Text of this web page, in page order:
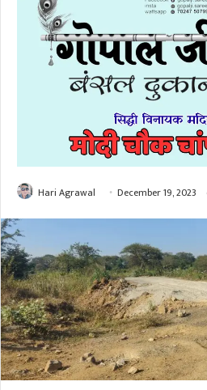
Hari Agrawal December 19, 2023